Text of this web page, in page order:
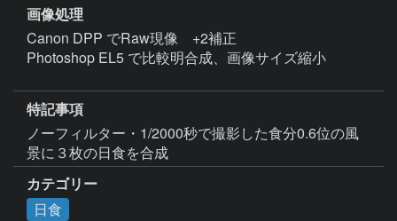
画像処理
Canon DPP でRaw現像　+2補正
Photoshop EL5 で比較明合成、画像サイズ縮小
特記事項
ノーフィルター・1/2000秒で撮影した食分0.6位の風
景に３枚の日食を合成
カテゴリー
日食